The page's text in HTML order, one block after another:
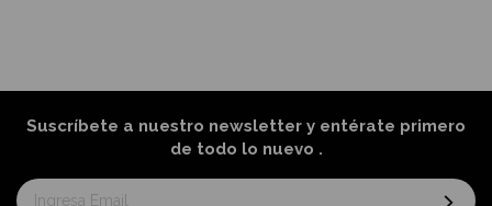
Suscríbete a nuestro newsletter y entérate primero
de todo lo nuevo .
Suscríbase